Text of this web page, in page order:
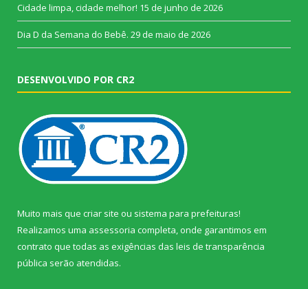
Cidade limpa, cidade melhor! 15 de junho de 2026
Dia D da Semana do Bebê. 29 de maio de 2026
DESENVOLVIDO POR CR2
Muito mais que criar site ou sistema para prefeituras!
Realizamos uma assessoria completa, onde garantimos em
contrato que todas as exigências das leis de transparência
pública serão atendidas.